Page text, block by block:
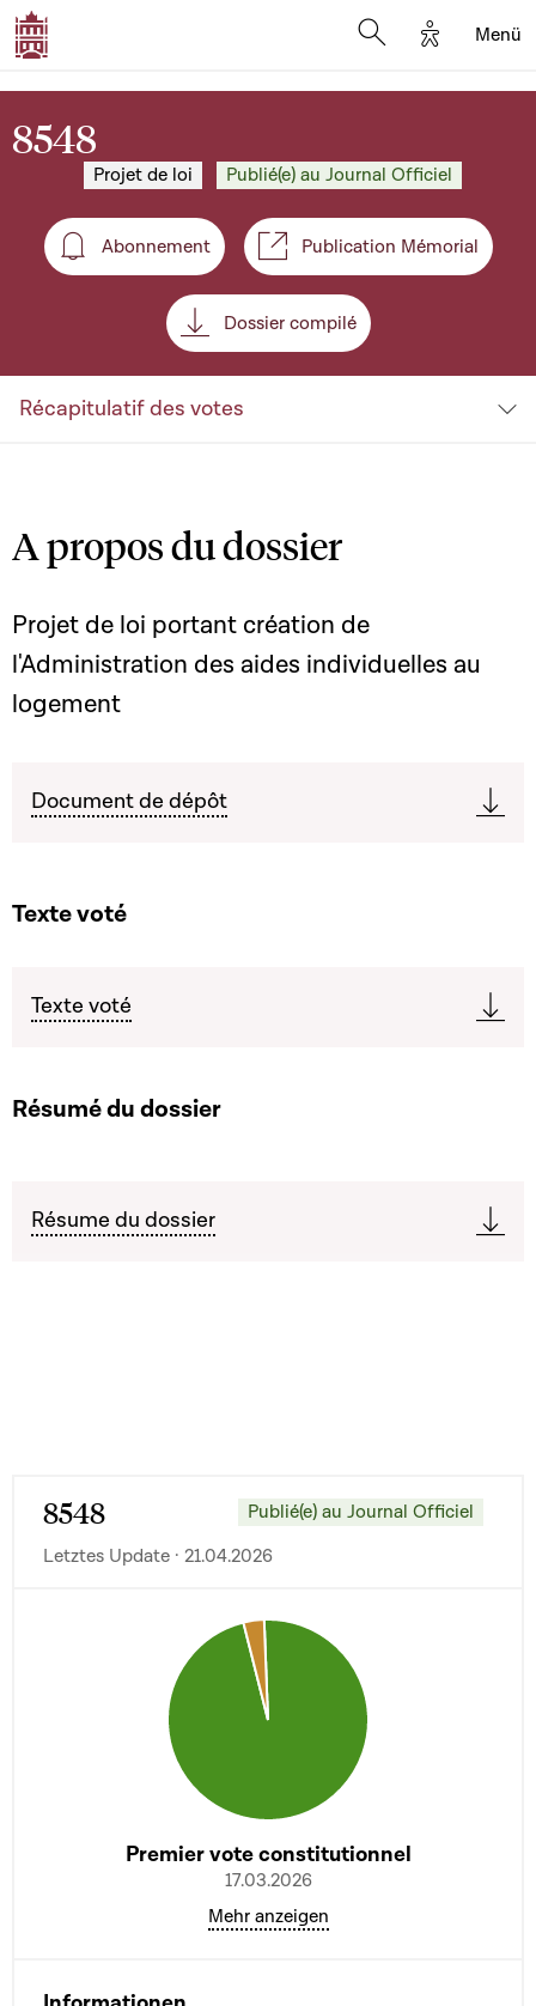
Options
Menü
8548
Projet de loi Publié(e) au Journal Officiel
Abonnement
Abonnement Publication Mémorial
Dossier compilé
Récapitulatif des votes
A propos du dossier
Projet de loi portant création de
l'Administration des aides individuelles au
logement
Document de dépôt
Texte voté
Texte voté
Résumé du dossier
Résume du dossier
8548
Publié(e) au Journal Officiel
Letztes Update · 21.04.2026
Premier vote constitutionnel
17.03.2026
Mehr anzeigen